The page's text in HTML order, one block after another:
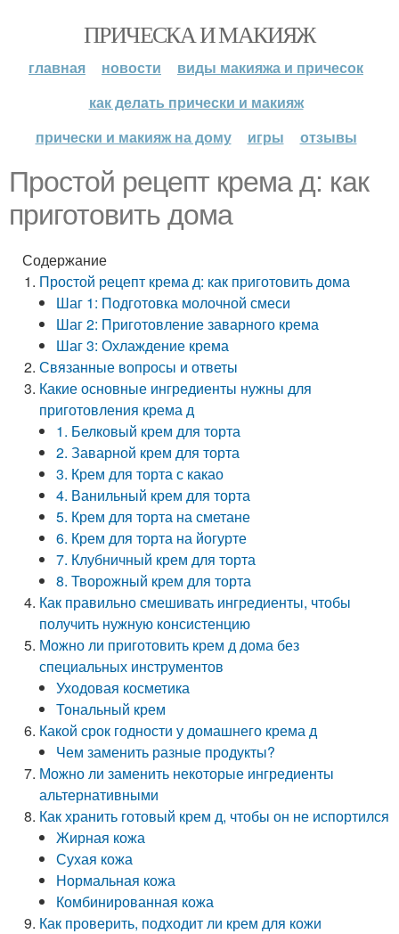
ПРИЧЕСКА И МАКИЯЖ
главная новости
виды макияжа и причесок
как делать прически и макияж
прически и макияж на дому
игры отзывы
Простой рецепт крема д: как
приготовить дома
Содержание
Простой рецепт крема д: как приготовить дома
Шаг 1: Подготовка молочной смеси
Шаг 2: Приготовление заварного крема
Шаг 3: Охлаждение крема
Связанные вопросы и ответы
Какие основные ингредиенты нужны для
приготовления крема д
1. Белковый крем для торта
2. Заварной крем для торта
3. Крем для торта с какао
4. Ванильный крем для торта
5. Крем для торта на сметане
6. Крем для торта на йогурте
7. Клубничный крем для торта
8. Творожный крем для торта
Как правильно смешивать ингредиенты, чтобы
получить нужную консистенцию
Можно ли приготовить крем д дома без
специальных инструментов
Уходовая косметика
Тональный крем
Какой срок годности у домашнего крема д
Чем заменить разные продукты?
Можно ли заменить некоторые ингредиенты
альтернативными
Как хранить готовый крем д, чтобы он не испортился
Жирная кожа
Сухая кожа
Нормальная кожа
Комбинированная кожа
Как проверить, подходит ли крем для кожи